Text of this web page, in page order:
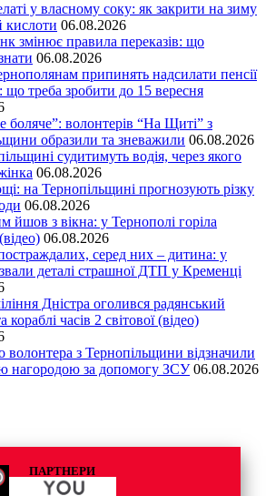
у власному соку: як закрити на зиму
кислоти 06.08.2026
змінює правила переказів: що
06.08.2026
припинять надсилати пенсії
що треба зробити до 15 вересня
боляче”: волонтерів “На Щиті” з
образили та зневажили 06.08.2026
судитимуть водія, через якого
06.08.2026
на Тернопільщині прогнозують різку
06.08.2026
йшов з вікна: у Тернополі горіла
06.08.2026
серед них – дитина: у
деталі страшної ДТП у Кременці
Дністра оголився радянський
кораблі часів 2 світової (відео)
волонтера з Тернопільщини відзначили
нагородою за допомогу ЗСУ 06.08.2026
ПАРТНЕРИ